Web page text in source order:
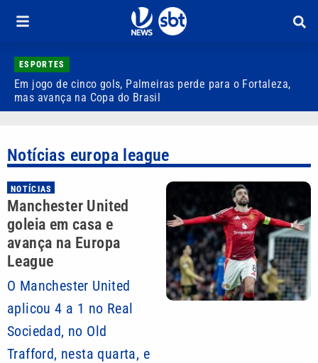
ESPORTES
Em jogo de cinco gols, Palmeiras perde para o Fortaleza,
mas avança na Copa do Brasil
Notícias europa league
NOTÍCIAS
Manchester United
goleia em casa e
avança na Europa
League
O Manchester United
aplicou 4 a 1 no Real
Sociedad, no Old
Trafford, nesta quarta, e